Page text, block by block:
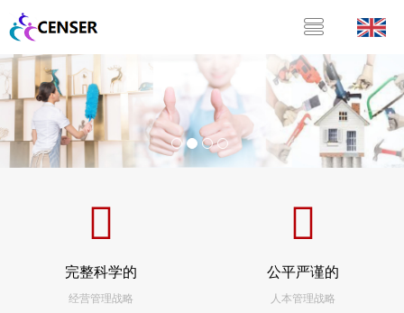
完整科学的
经营管理战略
公平严谨的
人本管理战略